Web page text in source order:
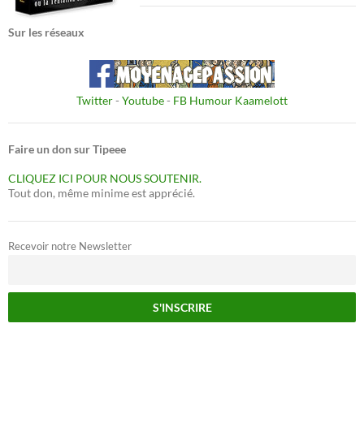
Sur les réseaux
Twitter- Youtube- FB Humour Kaamelott
Faire un don sur Tipeee
CLIQUEZ ICI POUR NOUS SOUTENIR.
Tout don, même minime est apprécié.
Recevoir notre Newsletter